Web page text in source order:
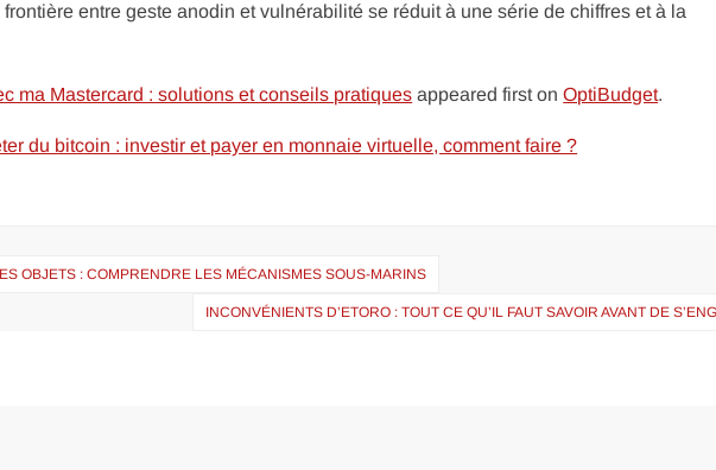
entre geste anodin et vulnérabilité se réduit à une série de chiffres et à la
ma Mastercard : solutions et conseils pratiques appeared first onOptiBudget.
du bitcoin : investir et payer en monnaie virtuelle, comment faire ?
OBJETS : COMPRENDRE LES MÉCANISMES SOUS-MARINS
INCONVÉNIENTS D’ETORO : TOUT CE QU’IL FAUT SAVOIR AVANT DE